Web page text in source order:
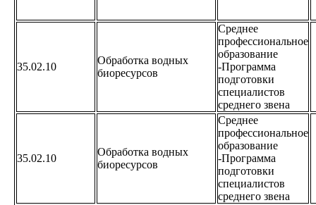
35.02.10
Обработка водных
биоресурсов
Среднее
профессиональное
образование
-Программа
подготовки
специалистов
среднего звена
35.02.10
Обработка водных
биоресурсов
Среднее
профессиональное
образование
-Программа
подготовки
специалистов
среднего звена